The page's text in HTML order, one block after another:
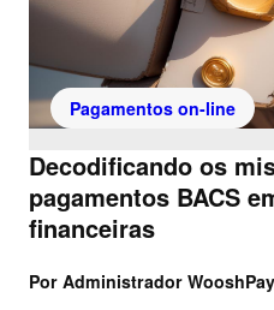
Pagamentos on-line
Decodificando os
pagamentos BACS
financeiras
Por Administrador WooshPay